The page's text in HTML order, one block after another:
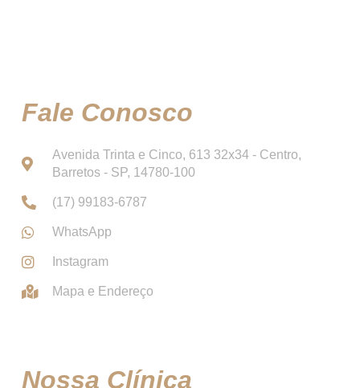
Fale Conosco
Avenida Trinta e Cinco, 613 32x34 - Centro,
Barretos - SP, 14780-100
(17) 99183-6787
WhatsApp
Instagram
Mapa e Endereço
Nossa Clínica